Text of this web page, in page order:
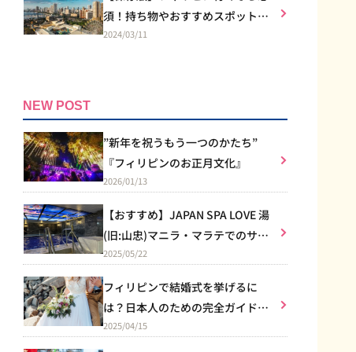
須！持ち物やおすすめスポット
は？
2024/03/11
NEW POST
”新年を祝うもう一つのかたち”
『フィリピンのお正月文化』
2026/01/13
【おすすめ】JAPAN SPA LOVE 湯
(旧:山忠)マニラ・マラテでのサウ
ナ体験
2025/05/22
フィリピンで結婚式を挙げるに
は？日本人のための完全ガイド｜
教会式のルールからリゾート婚ま
2025/04/15